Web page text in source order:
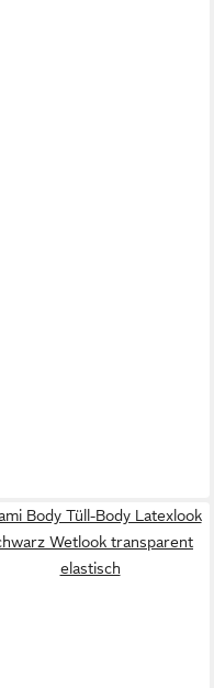
Body Tüll-Body Latexlook
Wetlook transparent
elastisch